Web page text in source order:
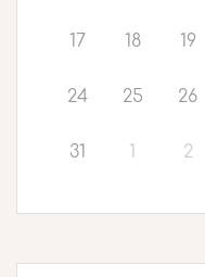
17 18 19
24 25 26
31 1 2